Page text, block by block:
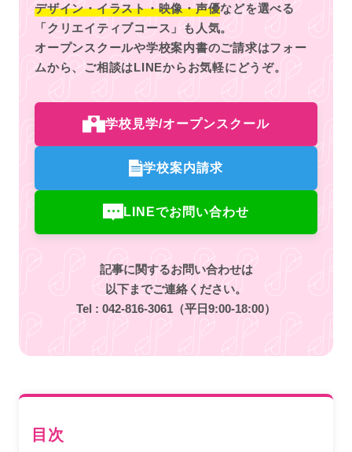
デザイン・イラスト・映像・声優などを選べる
「クリエイティブコース」も人気。
オープンスクールや学校案内書のご請求はフォー
ムから、ご相談はLINEからお気軽にどうぞ。
学校見学/オープンスクール
学校案内請求
LINEでお問い合わせ
記事に関するお問い合わせは
以下までご連絡ください。
Tel : 042-816-3061 （平日9:00-18:00）
目次